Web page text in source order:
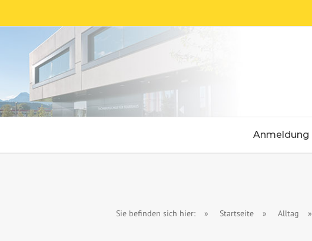
Anmeldung
Sie befinden sich hier: » Startseite » Alltag »